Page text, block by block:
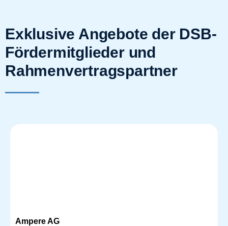
Exklusive Angebote der DSB-
Fördermitglieder und
Rahmenvertragspartner
Ampere AG